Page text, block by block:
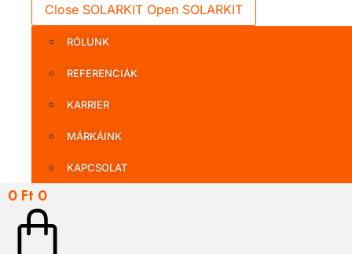
Close SOLARKIT Open SOLARKIT
RÓLUNK
REFERENCIÁK
KARRIER
MÁRKÁINK
KAPCSOLAT
0 Ft 0